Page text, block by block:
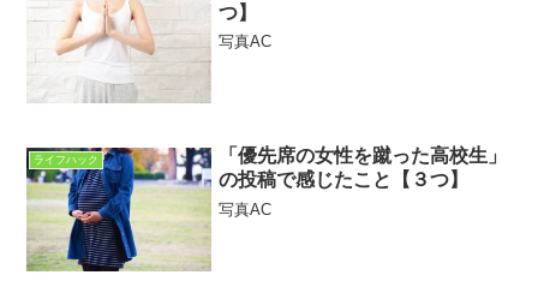
つ】
写真AC
ライフハック
「優先席の女性を蹴った高校生」
の投稿で感じたこと【３つ】
写真AC